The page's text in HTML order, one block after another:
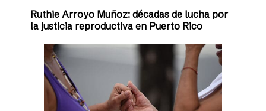
Ruthie Arroyo Muñoz: décadas de lucha por
la justicia reproductiva en Puerto Rico